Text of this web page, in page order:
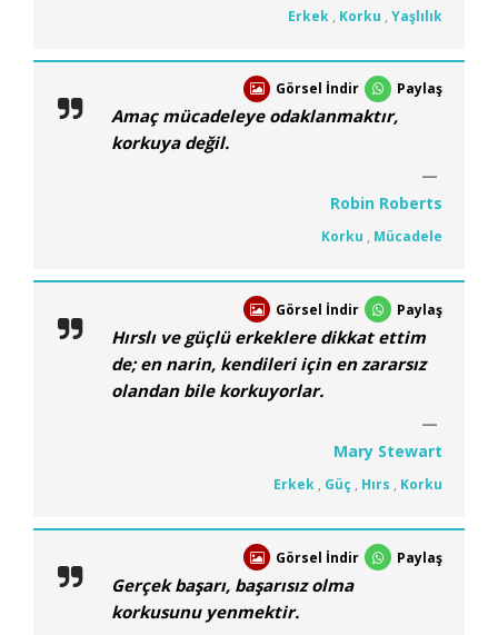
Erkek , Korku , Yaşlılık
Görsel İndir Paylaş
Amaç mücadeleye odaklanmaktır,
korkuya değil.
Robin Roberts
Korku , Mücadele
Görsel İndir Paylaş
Hırslı ve güçlü erkeklere dikkat ettim
de; en narin, kendileri için en zararsız
olandan bile korkuyorlar.
Mary Stewart
Erkek , Güç , Hırs , Korku
Görsel İndir Paylaş
Gerçek başarı, başarısız olma
korkusunu yenmektir.